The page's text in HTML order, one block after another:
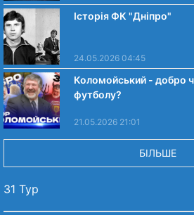
Історія ФК "Дніпро"
24.05.2026 04:45
Коломойський - добро
футболу?
21.05.2026 21:01
БІЛЬШЕ
31 Тур